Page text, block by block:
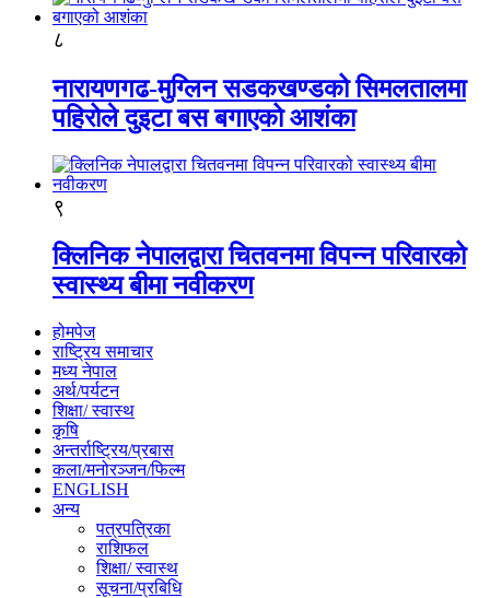
८
नारायणगढ-मुग्लिन सडकखण्डको सिमलतालमा
पहिरोले दुइटा बस बगाएको आशंका
९
क्लिनिक नेपालद्वारा चितवनमा विपन्न परिवारको
स्वास्थ्य बीमा नवीकरण
होमपेज
राष्ट्रिय समाचार
मध्य नेपाल
अर्थ/पर्यटन
शिक्षा/ स्वास्थ
कृषि
अन्तर्राष्ट्रिय/प्रबास
कला/मनोरञ्जन/फिल्म
ENGLISH
अन्य
पत्रपत्रिका
राशिफल
शिक्षा/ स्वास्थ
सूचना/प्रबिधि